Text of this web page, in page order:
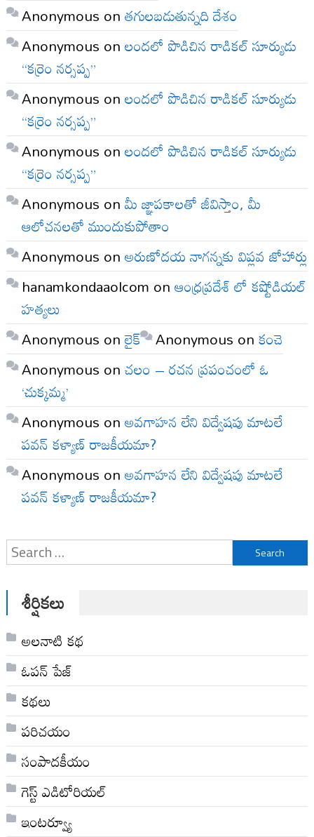
Anonymous onతగులబడుతున్నది దేశం
Anonymous onలందలో పొడిచిన రాడికల్ సూర్యుడు
“కర్రెం నర్సప్ప”
Anonymous onలందలో పొడిచిన రాడికల్ సూర్యుడు
“కర్రెం నర్సప్ప”
Anonymous onలందలో పొడిచిన రాడికల్ సూర్యుడు
“కర్రెం నర్సప్ప”
Anonymous onమీ జ్ఞాపకాలతో జీవిస్తాం, మీ
ఆలోచనలతో ముందుకుపోతాం
Anonymous onఅరుణోదయ నాగన్నకు విప్లవ జోహార్లు
hanamkondaaolcom onఆంధ్రప్రదేశ్ లో కష్టోడియల్
హత్యలు
Anonymous onలైక్ Anonymous onకంచె
Anonymous onచలం – రచన ప్రపంచంలో ఓ
‘చుక్కమ్మ’
Anonymous onఅవగాహన లేని విద్వేషపు మాటలే
పవన్ కళ్యాణ్ రాజకీయమా?
Anonymous onఅవగాహన లేని విద్వేషపు మాటలే
పవన్ కళ్యాణ్ రాజకీయమా?
Search
for:
శీర్షికలు
అల‌నాటి క‌థ‌
ఓపన్ పేజ్
కథలు
పరిచయం
సంపాదకీయం
గెస్ట్ ఎడిటోరియల్
ఇంటర్వ్యూ